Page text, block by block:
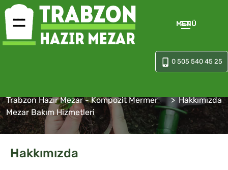
MENÜ
0 505 540 45 25
Trabzon Hazır Mezar - Kompozit Mermer
Mezar Bakım Hizmetleri
Hakkımızda
Hakkımızda